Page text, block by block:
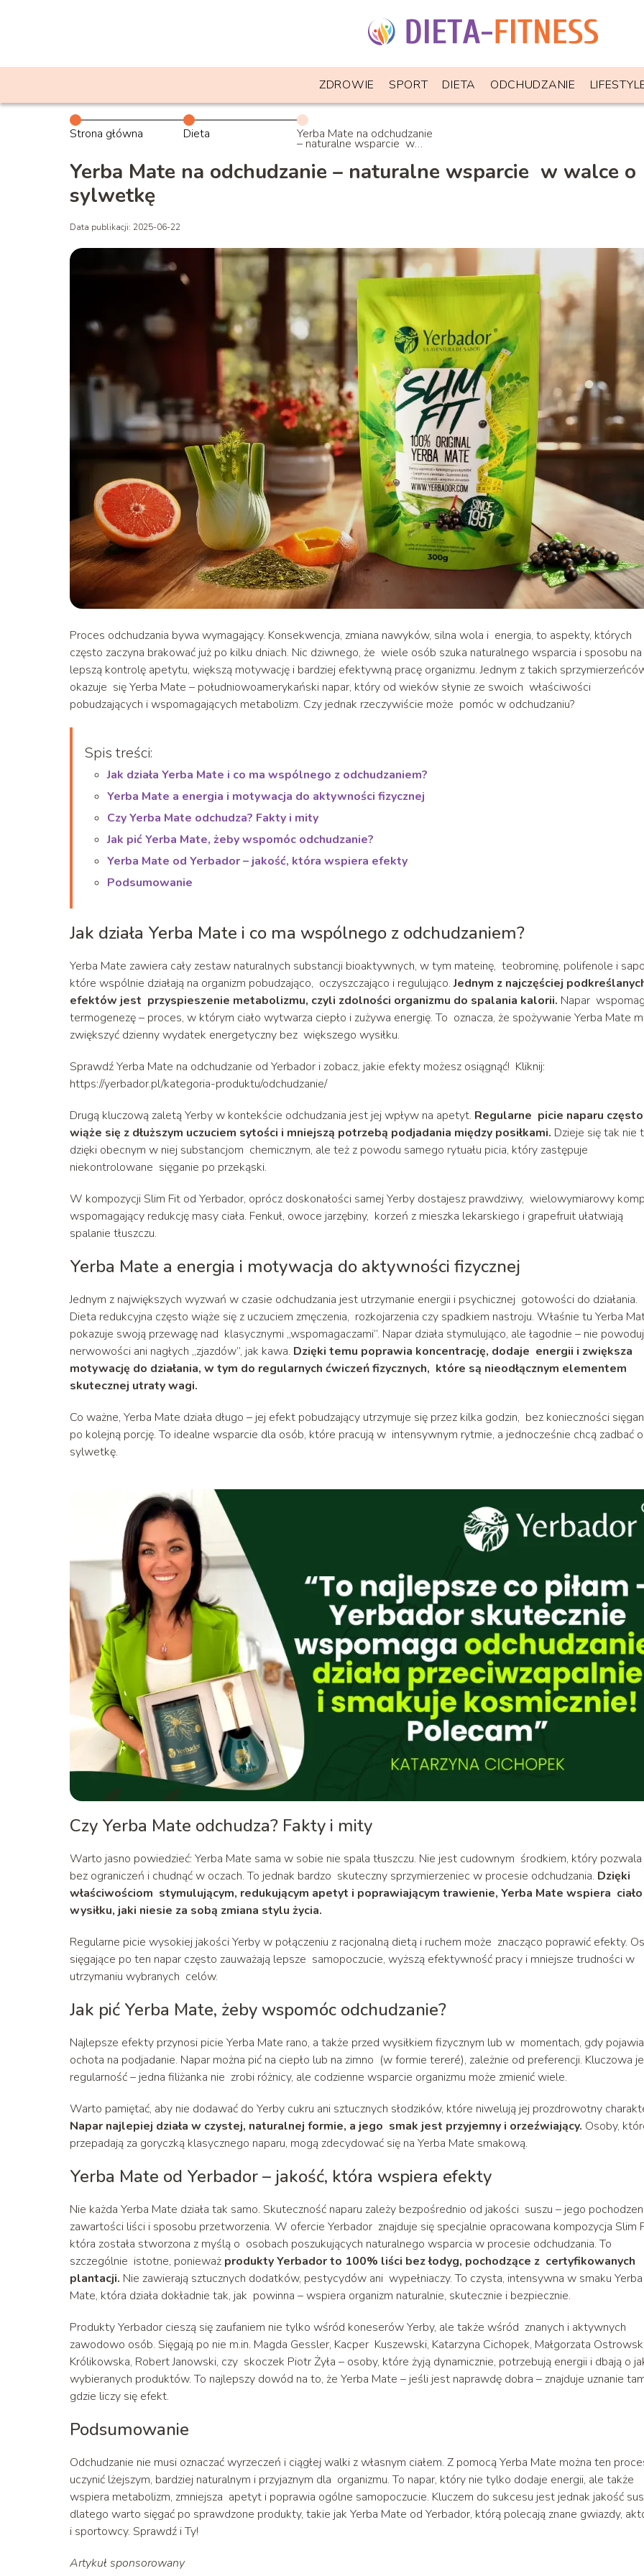
ZDROWIE SPORT DIETA ODCHUDZANIE
Strona główna Dieta Yerba Mate na odchudzanie
– naturalne wsparcie w
walce o sylwetkę
Yerba Mate na odchudzanie – naturalne wsparcie w walce o
sylwetkę
Data publikacji: 2025-06-22
Proces odchudzania bywa wymagający. Konsekwencja, zmiana nawyków, silna wola i energia, to aspekty, których
często zaczyna brakować już po kilku dniach. Nic dziwnego, że wiele osób szuka naturalnego wsparcia i sposobu na
lepszą kontrolę apetytu, większą motywację i bardziej efektywną pracę organizmu. Jednym z takich
okazuje się Yerba Mate – południowoamerykański napar, który od wieków słynie ze swoich właściwości
pobudzających i wspomagających metabolizm. Czy jednak rzeczywiście może pomóc w odchudzaniu?
Spis treści:
Jak działa Yerba Mate i co ma wspólnego z odchudzaniem?
Yerba Mate a energia i motywacja do aktywności fizycznej
Czy Yerba Mate odchudza? Fakty i mity
Jak pić Yerba Mate, żeby wspomóc odchudzanie?
Yerba Mate od Yerbador – jakość, która wspiera efekty
Podsumowanie
Jak działa Yerba Mate i co ma wspólnego z odchudzaniem?
Yerba Mate zawiera cały zestaw naturalnych substancji bioaktywnych, w tym mateinę, teobrominę, polifenole i
które wspólnie działają na organizm pobudzająco, oczyszczająco i regulująco.Jednym z najczęściej
efektów jest przyspieszenie metabolizmu, czyli zdolności organizmu do spalania kalorii. Napar
termogenezę – proces, w którym ciało wytwarza ciepło i zużywa energię. To oznacza, że spożywanie Yerba Mate
zwiększyć dzienny wydatek energetyczny bez większego wysiłku.
Sprawdź Yerba Mate na odchudzanie od Yerbador i zobacz, jakie efekty możesz osiągnąć! Kliknij:
https://yerbador.pl/kategoria-produktu/odchudzanie/
Drugą kluczową zaletą Yerby w kontekście odchudzania jest jej wpływ na apetyt. Regularne picie naparu często
wiąże się z dłuższym uczuciem sytości i mniejszą potrzebą podjadania między posiłkami. Dzieje się tak nie
dzięki obecnym w niej substancjom chemicznym, ale też z powodu samego rytuału picia, który zastępuje
niekontrolowane sięganie po przekąski.
W kompozycji Slim Fit od Yerbador, oprócz doskonałości samej Yerby dostajesz prawdziwy, wielowymiarowy
wspomagający redukcję masy ciała. Fenkuł, owoce jarzębiny, korzeń z mieszka lekarskiego i grapefruit ułatwiają
spalanie tłuszczu.
Yerba Mate a energia i motywacja do aktywności fizycznej
Jednym z największych wyzwań w czasie odchudzania jest utrzymanie energii i psychicznej gotowości do działania.
Dieta redukcyjna często wiąże się z uczuciem zmęczenia, rozkojarzenia czy spadkiem nastroju. Właśnie tu Yerba
pokazuje swoją przewagę nad klasycznymi „wspomagaczami”. Napar działa stymulująco, ale łagodnie – nie
nerwowości ani nagłych „zjazdów”, jak kawa. Dzięki temu poprawia koncentrację, dodaje energii i zwiększa
motywację do działania, w tym do regularnych ćwiczeń fizycznych, które są nieodłącznym elementem
skutecznej utraty wagi.
Co ważne, Yerba Mate działa długo – jej efekt pobudzający utrzymuje się przez kilka godzin, bez konieczności
po kolejną porcję. To idealne wsparcie dla osób, które pracują w intensywnym rytmie, a jednocześnie chcą zadbać o
sylwetkę.
Czy Yerba Mate odchudza? Fakty i mity
Warto jasno powiedzieć: Yerba Mate sama w sobie nie spala tłuszczu. Nie jest cudownym środkiem, który
bez ograniczeń i chudnąć w oczach. To jednak bardzo skuteczny sprzymierzeniec w procesie odchudzania. Dzięki
właściwościom stymulującym, redukującym apetyt i poprawiającym trawienie, Yerba Mate wspiera
wysiłku, jaki niesie za sobą zmiana stylu życia.
Regularne picie wysokiej jakości Yerby w połączeniu z racjonalną dietą i ruchem może znacząco poprawić efekty.
sięgające po ten napar często zauważają lepsze samopoczucie, wyższą efektywność pracy i mniejsze trudności w
utrzymaniu wybranych celów.
Jak pić Yerba Mate, żeby wspomóc odchudzanie?
Najlepsze efekty przynosi picie Yerba Mate rano, a także przed wysiłkiem fizycznym lub w momentach, gdy
ochota na podjadanie. Napar można pić na ciepło lub na zimno (w formie tereré), zależnie od preferencji. Kluczowa
regularność – jedna filiżanka nie zrobi różnicy, ale codzienne wsparcie organizmu może zmienić wiele.
Warto pamiętać, aby nie dodawać do Yerby cukru ani sztucznych słodzików, które niwelują jej prozdrowotny
Napar najlepiej działa w czystej, naturalnej formie, a jego smak jest przyjemny i orzeźwiający. Osoby,
przepadają za goryczką klasycznego naparu, mogą zdecydować się na Yerba Mate smakową.
Yerba Mate od Yerbador – jakość, która wspiera efekty
Nie każda Yerba Mate działa tak samo. Skuteczność naparu zależy bezpośrednio od jakości suszu – jego
zawartości liści i sposobu przetworzenia. W ofercie Yerbador znajduje się specjalnie opracowana kompozycja Slim
która została stworzona z myślą o osobach poszukujących naturalnego wsparcia w procesie odchudzania. To
szczególnie istotne, ponieważ produkty Yerbador to 100% liści bez łodyg, pochodzące z certyfikowanych
plantacji. Nie zawierają sztucznych dodatków, pestycydów ani wypełniaczy. To czysta, intensywna w smaku Yerba
Mate, która działa dokładnie tak, jak powinna – wspiera organizm naturalnie, skutecznie i bezpiecznie.
Produkty Yerbador cieszą się zaufaniem nie tylko wśród koneserów Yerby, ale także wśród znanych i aktywnych
zawodowo osób. Sięgają po nie m.in. Magda Gessler, Kacper Kuszewski, Katarzyna Cichopek, Małgorzata
Królikowska, Robert Janowski, czy skoczek Piotr Żyła – osoby, które żyją dynamicznie, potrzebują energii i dbają o
wybieranych produktów. To najlepszy dowód na to, że Yerba Mate – jeśli jest naprawdę dobra – znajduje uznanie
gdzie liczy się efekt.
Podsumowanie
Odchudzanie nie musi oznaczać wyrzeczeń i ciągłej walki z własnym ciałem. Z pomocą Yerba Mate można ten
uczynić lżejszym, bardziej naturalnym i przyjaznym dla organizmu. To napar, który nie tylko dodaje energii, ale także
wspiera metabolizm, zmniejsza apetyt i poprawia ogólne samopoczucie. Kluczem do sukcesu jest jednak jakość
dlatego warto sięgać po sprawdzone produkty, takie jak Yerba Mate od Yerbador, którą polecają znane gwiazdy,
i sportowcy. Sprawdź i Ty!
Artykuł sponsorowany